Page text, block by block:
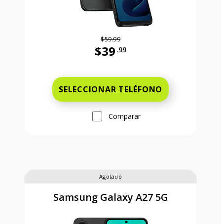
$59.99
$39 .99
SELECCIONAR TELÉFONO
Comparar
Agotado
Samsung Galaxy A27 5G